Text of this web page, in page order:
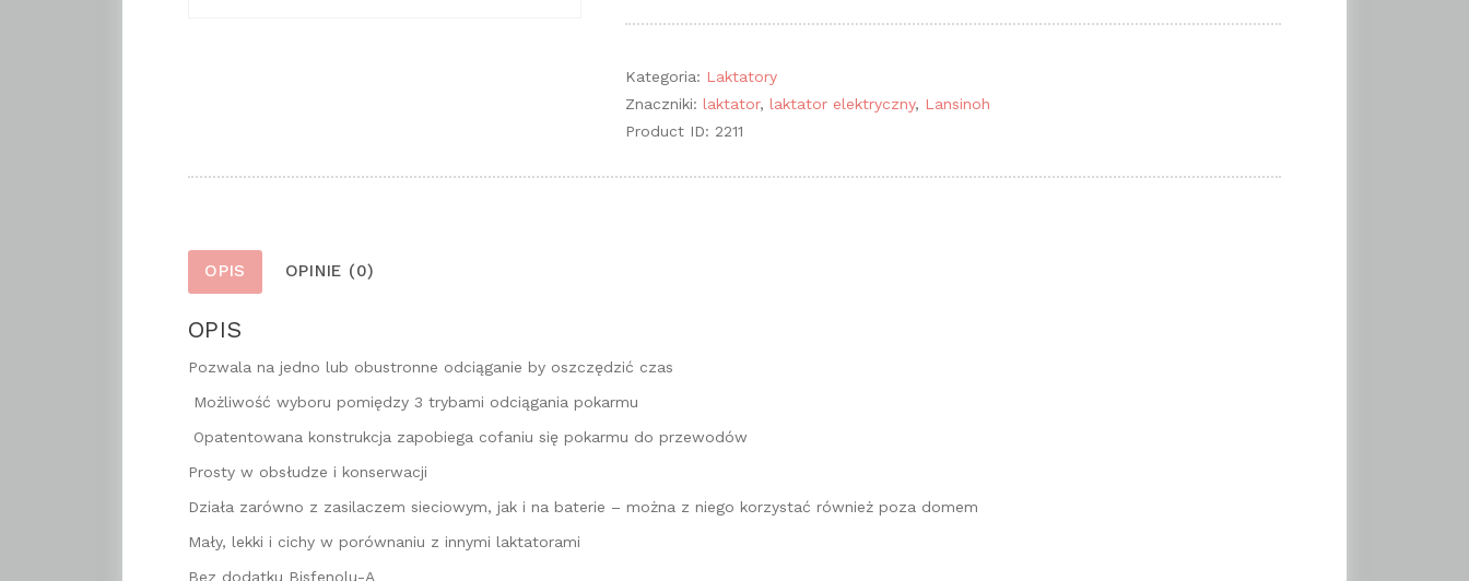
Kategoria: Laktatory
Znaczniki: laktator, laktator elektryczny, Lansinoh
Product ID: 2211
OPIS OPINIE (0)
OPIS
Pozwala na jedno lub obustronne odciąganie by oszczędzić czas
Możliwość wyboru pomiędzy 3 trybami odciągania pokarmu
Opatentowana konstrukcja zapobiega cofaniu się pokarmu do przewodów
Prosty w obsłudze i konserwacji
Działa zarówno z zasilaczem sieciowym, jak i na baterie – można z niego korzystać również poza domem
Mały, lekki i cichy w porównaniu z innymi laktatorami
Bez dodatku Bisfenolu-A